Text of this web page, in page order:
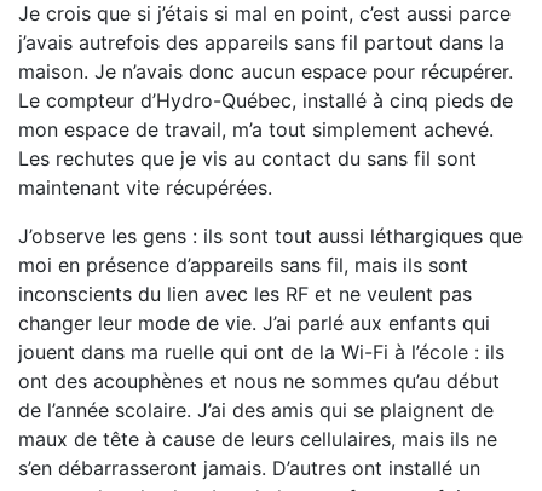
Je crois que si j’étais si mal en point, c’est aussi parce
j’avais autrefois des appareils sans fil partout dans la
maison. Je n’avais donc aucun espace pour récupérer.
Le compteur d’Hydro-Québec, installé à cinq pieds de
mon espace de travail, m’a tout simplement achevé.
Les rechutes que je vis au contact du sans fil sont
maintenant vite récupérées.
J’observe les gens : ils sont tout aussi léthargiques que
moi en présence d’appareils sans fil, mais ils sont
inconscients du lien avec les RF et ne veulent pas
changer leur mode de vie. J’ai parlé aux enfants qui
jouent dans ma ruelle qui ont de la Wi-Fi à l’école : ils
ont des acouphènes et nous ne sommes qu’au début
de l’année scolaire. J’ai des amis qui se plaignent de
maux de tête à cause de leurs cellulaires, mais ils ne
s’en débarrasseront jamais. D’autres ont installé un